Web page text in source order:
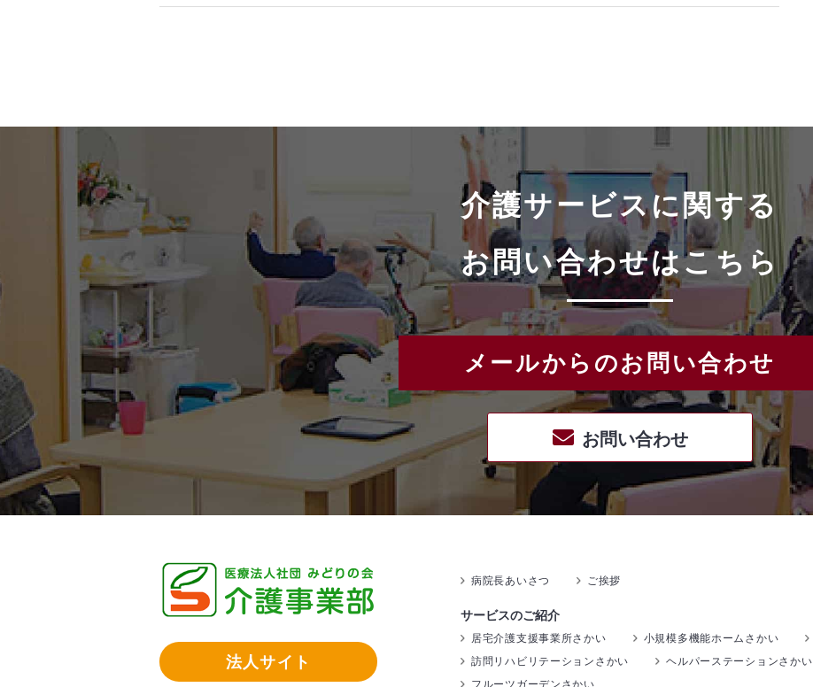
介護サービスに関する
お問い合わせはこちら
メールからのお問い合わせ
お問い合わせ
法人サイト
病院長あいさつ ご挨拶
サービスのご紹介
居宅介護支援事業所さかい 小規模多機能ホームさかい
訪問リハビリテーションさかい
ヘルパーステーションさかい
フルーツガーデンさかい